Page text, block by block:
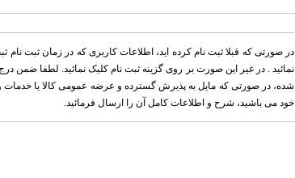
در صورتی که قبلا ثبت نام کرده اید، اطلاعات کاربری که در زمان ثبت نام
نمائید . در غیر این صورت بر روی گزینه ثبت نام کلیک نمائید. لطفا ضمن
شده، در صورتی که مایل به پذیرش گسترده و عرضه عمومی کالا یا
خود می باشید، شرح و اطلاعات کامل آن را ارسال فرمائید.